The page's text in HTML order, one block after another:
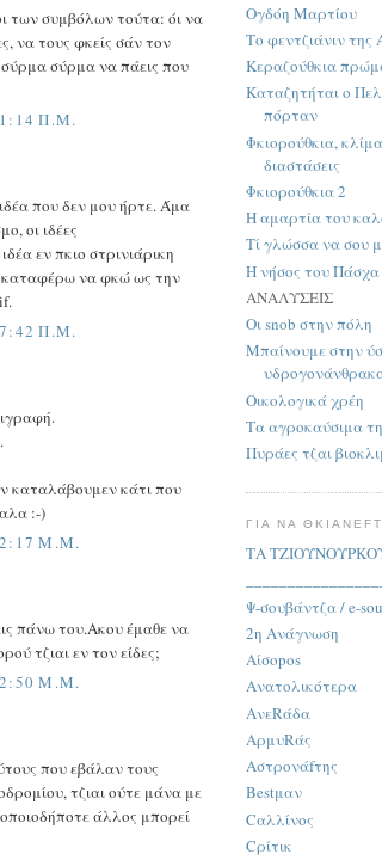
των συμβόλων τούτα: όι να
να τους φκείς σάν τον
σύρμα να πάεις που
Π.Μ.
που δεν μου ήρτε. Άμα
οι ιδέες
εν πκιο στρινιάρικη
καταφέρω να φκώ ως την
Π.Μ.
καταλάβουμεν κάτι που
:-)
Μ.Μ.
πάνω του.Ακου έμαθε να
τζιαι εν τον είδες;
Μ.Μ.
που εβάλαν τους
τζιαι ούτε μάνα με
άλλος μπορεί
Ογδόη Μαρτίου
Το φεντζιάνιν της
Κεραζούθκια
Καταζητήται ο
πόρταν
Φκιορούθκια,
διαστάσεις
Φκιορούθκια 2
Η αμαρτία του
Τί γλώσσα να σου
Η νήσος του Πάσχα
ΑΝΑΛΥΣΕΙΣ
Οι snob στην πόλη
Μπαίνουμε στην
Οικολογικά χρέη
Τα αγροκαύσιμα
Πυράες τζαι
ΓΙΑ ΝΑ
ΤΑ
Ψ-σουβάντζα / e-
2η Ανάγνωση
Αίσοpos
Ανατολικότερα
ΑνεRάδα
ΑρμυRάς
Αστρονάfτης
Bestμαν
Cαλλίνος
Cρίτικ